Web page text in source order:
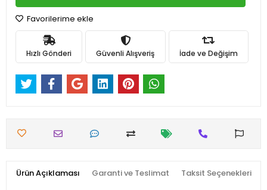
Favorilerime ekle
Hızlı Gönderi Güvenli Alışveriş İade ve Değişim
Ürün Açıklaması Garanti ve Teslimat Taksit Seçenekleri